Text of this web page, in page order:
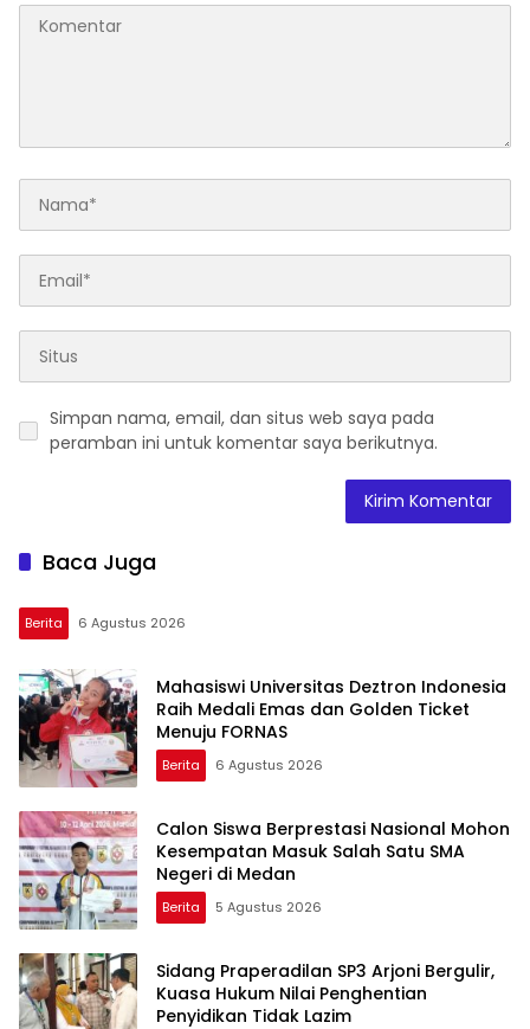
Simpan nama, email, dan situs web saya pada
peramban ini untuk komentar saya berikutnya.
Baca Juga
Berita 6 Agustus 2026
Mahasiswi Universitas Deztron Indonesia
Raih Medali Emas dan Golden Ticket
Menuju FORNAS
Berita 6 Agustus 2026
Calon Siswa Berprestasi Nasional Mohon
Kesempatan Masuk Salah Satu SMA
Negeri di Medan
Berita 5 Agustus 2026
Sidang Praperadilan SP3 Arjoni Bergulir,
Kuasa Hukum Nilai Penghentian
Penyidikan Tidak Lazim